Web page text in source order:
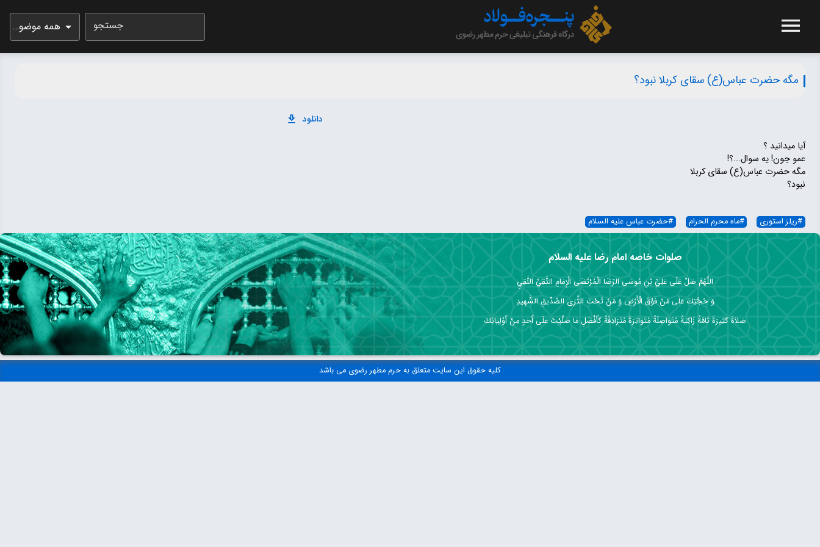
جستجو همه موضوعات
مگه حضرت عباس(ع) سقای کربلا نبود؟
دانلود
آیا میدانید ؟
عمو جون! یه سوال...؟!
مگه حضرت عباس(ع) سقای کربلا
نبود؟
#ریلز استوری #ماه محرم الحرام #حضرت عباس علیه السلام
صلوات خاصه امام رضا علیه السلام
اللَّهُمَّ صَلِّ عَلَى عَلِيِّ بْنِ مُوسَى الرِّضَا الْمُرْتَضَى الْإِمَامِ التَّقِيِّ النَّقِيِ
وَ حُجَّتِكَ عَلَى مَنْ فَوْقَ الْأَرْضِ وَ مَنْ تَحْتَ الثَّرَى الصِّدِّيقِ الشَّهِيدِ
صَلاَةً كَثِيرَةً تَامَّةً زَاكِيَةً مُتَوَاصِلَةً مُتَوَاتِرَةً مُتَرَادِفَةً كَأَفْضَلِ مَا صَلَّيْتَ عَلَى أَحَدٍ مِنْ أَوْلِيَائِكَ
کلیه حقوق این سایت متعلق به حرم مطهر رضوی می باشد